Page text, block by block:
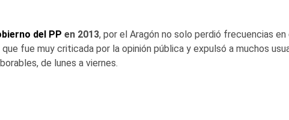
del PP en 2013, por el Aragón no solo perdió frecuencias
fue muy criticada por la opinión pública y expulsó a muchos
de lunes a viernes.